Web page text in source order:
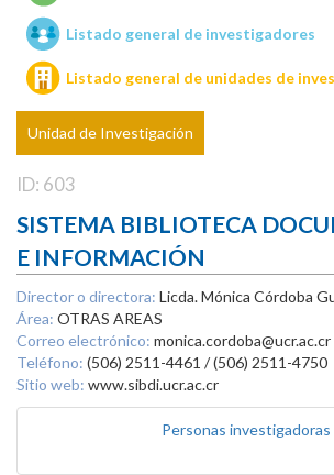
Unidades de investigación
Listado general de investigadores
Listado general de unidades de
Unidad de Investigación
ID: 603
SISTEMA BIBLIOTECA
E INFORMACIÓN
Director o directora: Licda. Mónica Córdoba
Área: OTRAS AREAS
Correo electrónico: monica.cordoba@ucr.ac.cr
Teléfono: (506) 2511-4461 / (506) 2511-4750
Sitio web: www.sibdi.ucr.ac.cr
Personas investigadoras